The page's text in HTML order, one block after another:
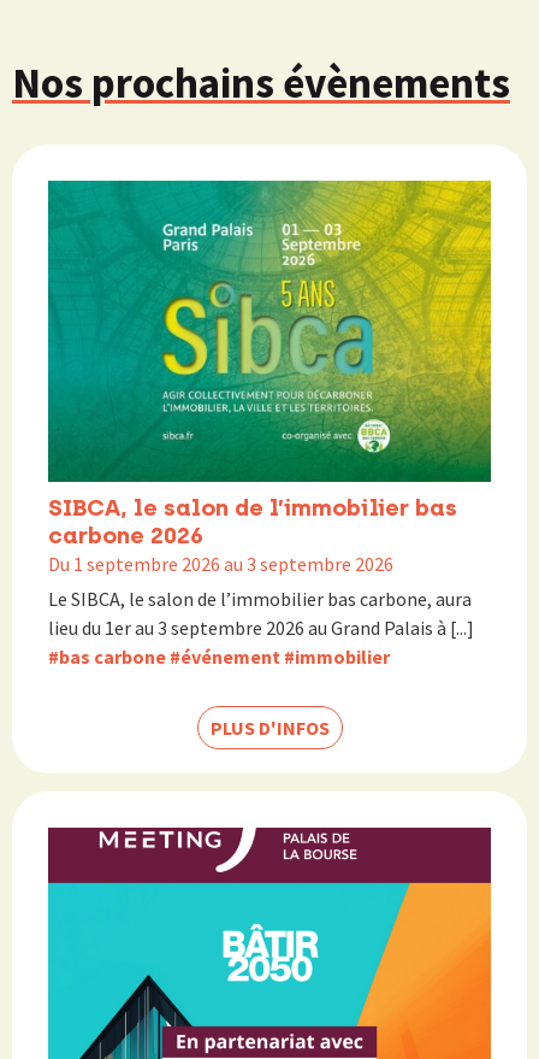
Nos prochains évènements
SIBCA, le salon de l’immobilier bas
carbone 2026
Du 1 septembre 2026 au 3 septembre 2026
Le SIBCA, le salon de l’immobilier bas carbone, aura
lieu du 1er au 3 septembre 2026 au Grand Palais à [...]
#bas carbone #événement #immobilier
PLUS D'INFOS